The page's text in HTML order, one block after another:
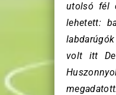
utolsó fél
lehetett:
volt itt